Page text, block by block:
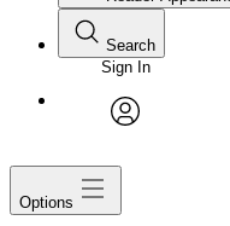
Search
Sign In
Options